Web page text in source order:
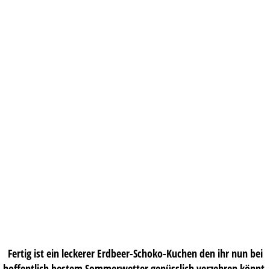
Fertig ist ein leckerer Erdbeer-Schoko-Kuchen den ihr nun bei